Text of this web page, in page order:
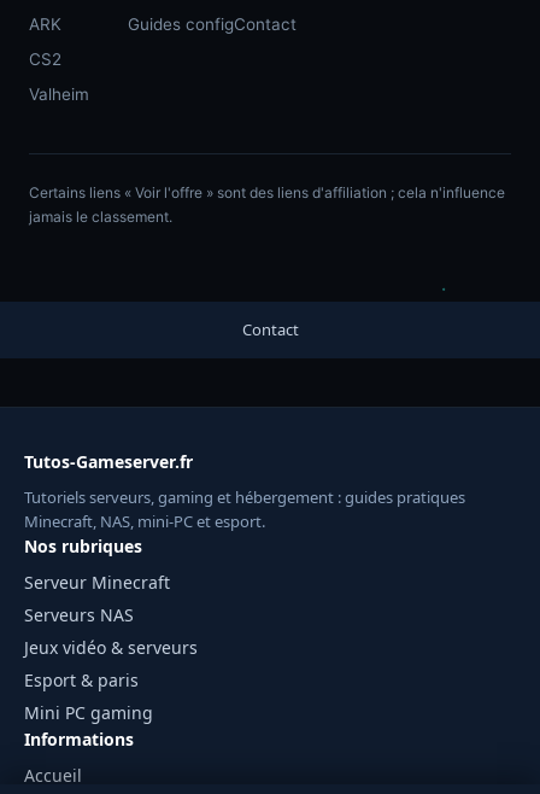
ARK
CS2
Valheim
Guides configContact
Certains liens « Voir l'offre » sont des liens d'affiliation ; cela n'influence
jamais le classement.
Contact
Tutos-Gameserver.fr
Tutoriels serveurs, gaming et hébergement : guides pratiques
Minecraft, NAS, mini-PC et esport.
Nos rubriques
Serveur Minecraft
Serveurs NAS
Jeux vidéo & serveurs
Esport & paris
Mini PC gaming
Informations
Accueil